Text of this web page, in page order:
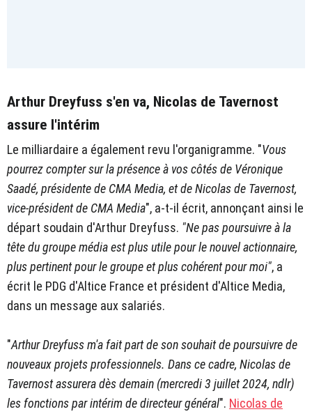
Arthur Dreyfuss s'en va, Nicolas de Tavernost
assure l'intérim
Le milliardaire a également revu l'organigramme. "Vous
pourrez compter sur la présence à vos côtés de Véronique
Saadé, présidente de CMA Media, et de Nicolas de Tavernost,
vice-président de CMA Media", a-t-il écrit, annonçant ainsi le
départ soudain d'Arthur Dreyfuss. "Ne pas poursuivre à la
tête du groupe média est plus utile pour le nouvel actionnaire,
plus pertinent pour le groupe et plus cohérent pour moi", a
écrit le PDG d'Altice France et président d'Altice Media,
dans un message aux salariés.
"Arthur Dreyfuss m'a fait part de son souhait de poursuivre de
nouveaux projets professionnels. Dans ce cadre, Nicolas de
Tavernost assurera dès demain (mercredi 3 juillet 2024, ndlr)
les fonctions par intérim de directeur général". Nicolas de